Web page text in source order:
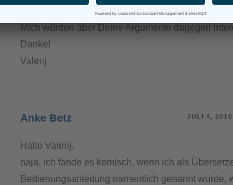
Mich würden aber Deine Argumente dagegen
Danke!
Valerij
Anke Betz JULI 4, 2016
Hallo Valerij,
naja, ich fände es komisch, wenn ich als
Bedienungsanleitung namentlich genannt würde,